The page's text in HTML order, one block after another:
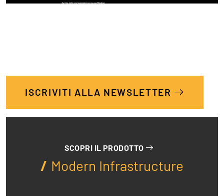
ISCRIVITI ALLA NEWSLETTER
SCOPRI IL PRODOTTO
Modern Infrastructure